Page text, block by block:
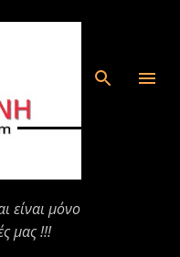
είναι μόνο
μας !!!